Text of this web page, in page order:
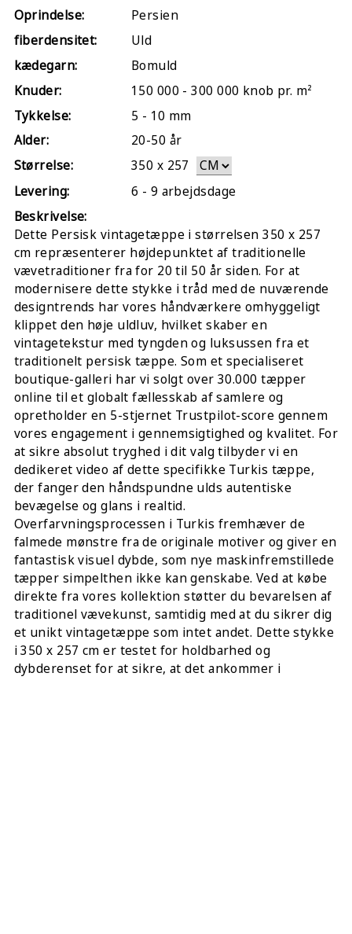
Oprindelse:
Persien
fiberdensitet:
Uld
kædegarn:
Bomuld
Knuder:
150 000 - 300 000 knob pr. m²
Tykkelse:
5 - 10 mm
Alder:
20-50 år
Størrelse:
350 x 257
Levering:
6 - 9 arbejdsdage
Beskrivelse:
Dette Persisk vintagetæppe i størrelsen 350 x 257
cm repræsenterer højdepunktet af traditionelle
vævetraditioner fra for 20 til 50 år siden. For at
modernisere dette stykke i tråd med de nuværende
designtrends har vores håndværkere omhyggeligt
klippet den høje uldluv, hvilket skaber en
vintagetekstur med tyngden og luksussen fra et
traditionelt persisk tæppe. Som et specialiseret
boutique-galleri har vi solgt over 30.000 tæpper
online til et globalt fællesskab af samlere og
opretholder en 5-stjernet Trustpilot-score gennem
vores engagement i gennemsigtighed og kvalitet. For
at sikre absolut tryghed i dit valg tilbyder vi en
dedikeret video af dette specifikke Turkis tæppe,
der fanger den håndspundne ulds autentiske
bevægelse og glans i realtid.
Overfarvningsprocessen i Turkis fremhæver de
falmede mønstre fra de originale motiver og giver en
fantastisk visuel dybde, som nye maskinfremstillede
tæpper simpelthen ikke kan genskabe. Ved at købe
direkte fra vores kollektion støtter du bevarelsen af
traditionel vævekunst, samtidig med at du sikrer dig
et unikt vintagetæppe som intet andet. Dette stykke
i 350 x 257 cm er testet for holdbarhed og
dybderenset for at sikre, at det ankommer i